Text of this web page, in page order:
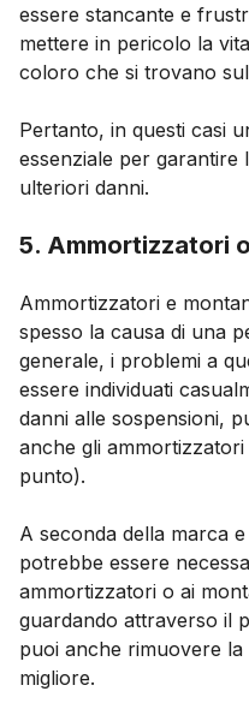
essere stancante e
mettere in pericolo la
coloro che si trovano
Pertanto, in questi casi
essenziale per garantire
ulteriori danni.
5. Ammortizzatori
Ammortizzatori e
spesso la causa di una
generale, i problemi a
essere individuati
danni alle sospensioni,
anche gli
punto).
A seconda della marca
potrebbe essere
ammortizzatori o ai
guardando attraverso il
puoi anche rimuovere
migliore.